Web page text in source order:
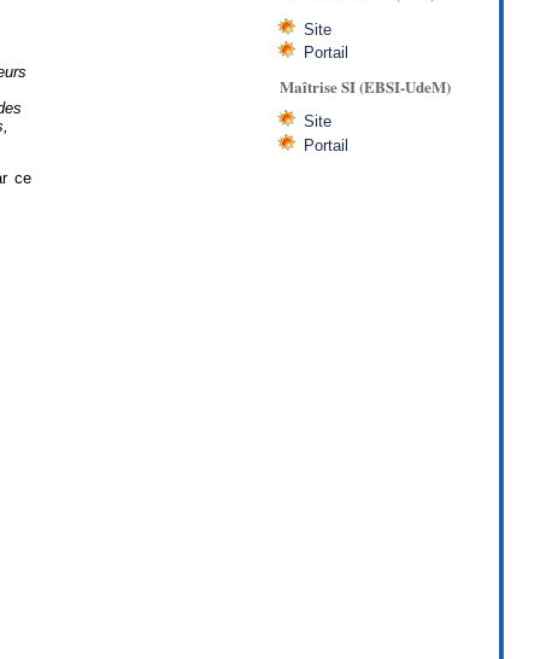
ce
Site
Portail
Maîtrise SI (EBSI-UdeM)
Site
Portail